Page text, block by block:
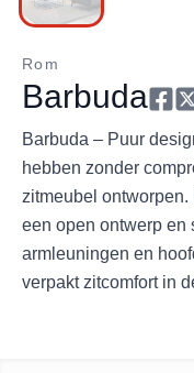
Rom
Barbuda
Barbuda – Puur
hebben zonder
zitmeubel ontworpen.
een open ontwerp en
armleuningen en
verpakt zitcomfort in